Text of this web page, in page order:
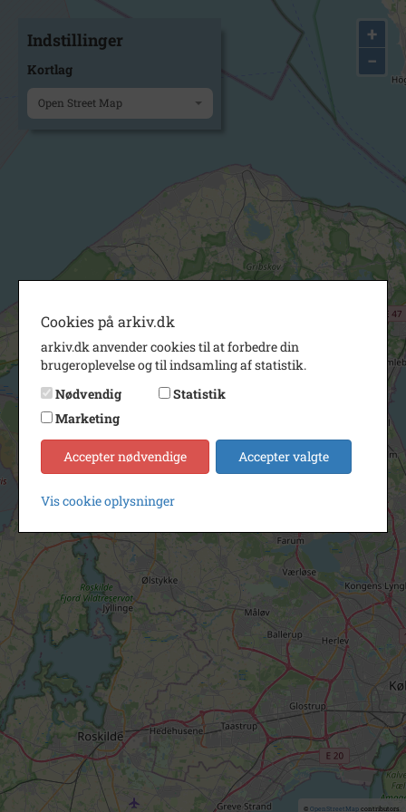
+
−
© OpenStreetMapcontributors.
Indstillinger
Kortlag
Open Street Map
Cookies på arkiv.dk
arkiv.dk anvender cookies til at forbedre din
brugeroplevelse og til indsamling af statistik.
Nødvendig
Statistik
Marketing
Accepter nødvendige Accepter valgte
Vis cookie oplysninger